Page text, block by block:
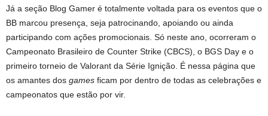
Já a seção Blog Gamer é totalmente voltada para os eventos que o
BB marcou presença, seja patrocinando, apoiando ou ainda
participando com ações promocionais. Só neste ano, ocorreram o
Campeonato Brasileiro de Counter Strike (CBCS), o BGS Day e o
primeiro torneio de Valorant da Série Ignição. É nessa página que
os amantes dos games ficam por dentro de todas as celebrações e
campeonatos que estão por vir.